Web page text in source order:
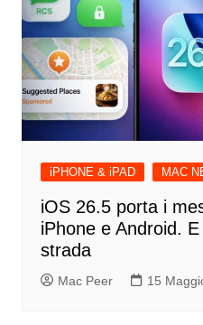
iPHONE & iPAD MAC
iOS 26.5 porta i
iPhone e Android.
strada
Mac Peer 15